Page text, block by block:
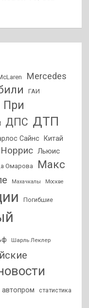
Mercedes
ГАИ
При
ДПС ДТП
Сайнс Китай
Льюис
Омарова
Макс
Махачкалы Москве
Погибшие
Шарль Леклер
автопром статистика